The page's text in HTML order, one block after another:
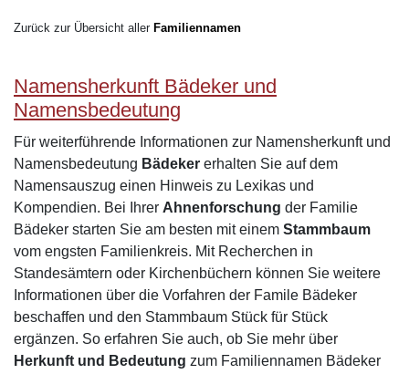
Zurück zur Übersicht aller Familiennamen
Namensherkunft Bädeker und
Namensbedeutung
Für weiterführende Informationen zur Namensherkunft und
Namensbedeutung Bädeker erhalten Sie auf dem
Namensauszug einen Hinweis zu Lexikas und
Kompendien. Bei Ihrer Ahnenforschung der Familie
Bädeker starten Sie am besten mit einem Stammbaum
vom engsten Familienkreis. Mit Recherchen in
Standesämtern oder Kirchenbüchern können Sie weitere
Informationen über die Vorfahren der Famile Bädeker
beschaffen und den Stammbaum Stück für Stück
ergänzen. So erfahren Sie auch, ob Sie mehr über
Herkunft und Bedeutung zum Familiennamen Bädeker